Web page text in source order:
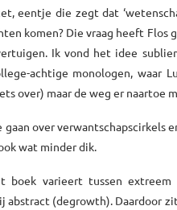
eentje die zegt dat
komen? Die vraag heeft Flos
Ik vond het idee
achtige monologen,
over) maar de weg er naartoe
gaan over verwantschapscirkels
wat minder dik.
boek varieert tussen
(degrowth). Daardoor